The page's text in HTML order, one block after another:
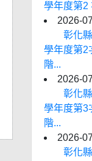
學年度第2
2026-
彰化
學年度第2
階...
2026-
彰化
學年度第3
階...
2026-
彰化